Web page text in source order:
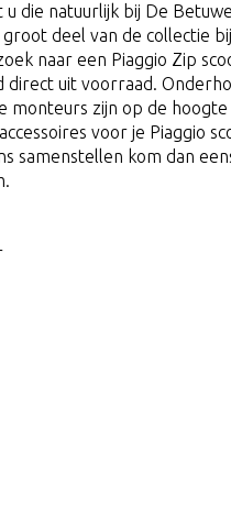
die natuurlijk bij De
deel van de collectie
naar een Piaggio Zip
direct uit voorraad.
monteurs zijn op de
voor je Piaggio
samenstellen kom dan